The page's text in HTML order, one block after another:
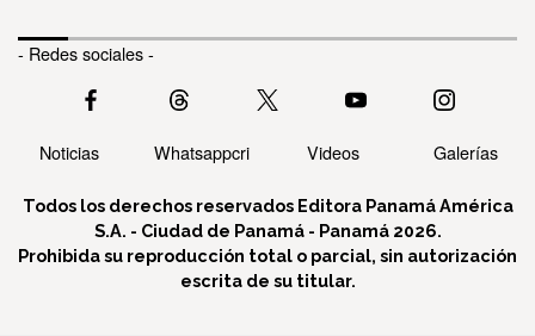
- Redes sociales -
Noticias Whatsappcri Videos Galerías
Todos los derechos reservados Editora Panamá América
S.A. - Ciudad de Panamá - Panamá 2026.
Prohibida su reproducción total o parcial, sin autorización
escrita de su titular.